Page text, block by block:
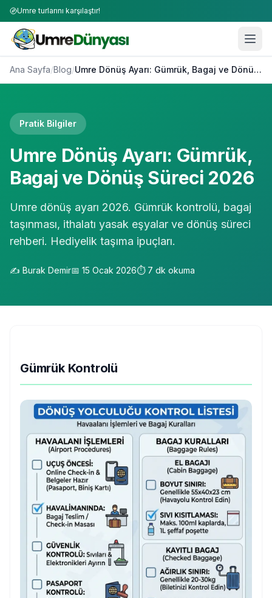
Umre turlarını karşılaştır!
Ana Sayfa/Blog/ Umre Dönüş Ayarı: Gümrük, Bagaj ve Dönüş Süreci 2026
Pratik Bilgiler
Umre Dönüş Ayarı: Gümrük,
Bagaj ve Dönüş Süreci 2026
Umre dönüş ayarı 2026. Gümrük kontrolü, bagaj
taşınması, ithalatı yasak eşyalar ve dönüş süreci
rehberi. Hediyelik taşıma ipuçları.
✍️ Burak Demir📅 15 Ocak 2026⏱️ 7 dk okuma
Gümrük Kontrolü